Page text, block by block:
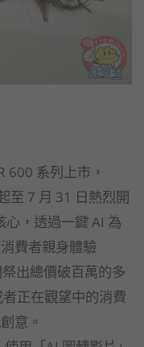
600 系列上市，
至 7 月 31 日熱烈開
，透過一鍵 AI 為
費者親身體驗
出總價破百萬的多
正在觀望中的消費
意。